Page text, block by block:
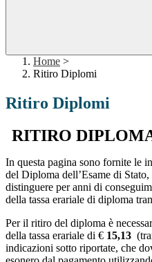
Home >
Ritiro Diplomi
Ritiro Diplomi
RITIRO
In questa pagina sono fornite le
del Diploma dell’Esame di
distinguere per anni di
della tassa erariale di diploma
Per il ritiro del diploma è
della tassa erariale di € 15,13
indicazioni sotto riportate, che